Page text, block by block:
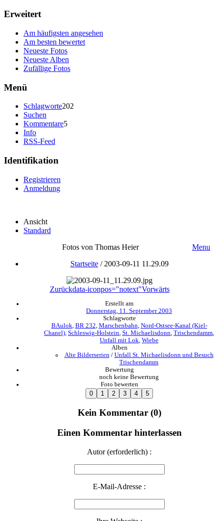
Erweitert
Am häufigsten angesehen
Am besten bewertet
Neueste Fotos
Neueste Alben
Zufällige Fotos
Menü
Schlagworte202
Suchen
Kommentare5
Info
RSS-Feed
Identifikation
Registrieren
Anmeldung
Ansicht
Standard
Fotos von Thomas Heier
Menu
Startseite/ 2003-09-11 11.29.09
Zurückdata-iconpos="notext"Vorwärts
Erstellt am
Donnerstag, 11. September 2003
Schlagworte
BAulok BR 232 Marschenbahn Nord-Ostsee-Kanal (Kiel-
Chanel) Schleswig-Holstein St. Michaelisdonn Trischendamm
Unfall mit Lok Wiebe
Alben
Alte Bilderserien / Unfall St. Michaelisdonn und Besuch
Trischendamm
Bewertung
noch keine Bewertung
Foto bewerten
Kein Kommentar (0)
Einen Kommentar hinterlassen
Autor (erforderlich) :
E-Mail-Adresse :